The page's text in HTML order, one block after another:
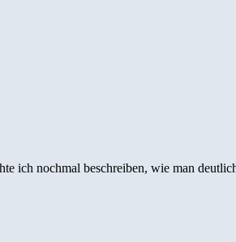
ich nochmal beschreiben, wie man